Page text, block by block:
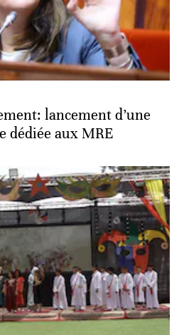
lancement d’une
dédiée aux MRE